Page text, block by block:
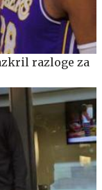
razloge za